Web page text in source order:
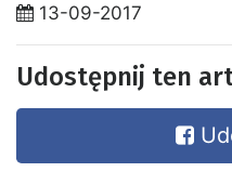
13-09-2017
Udostępnij ten